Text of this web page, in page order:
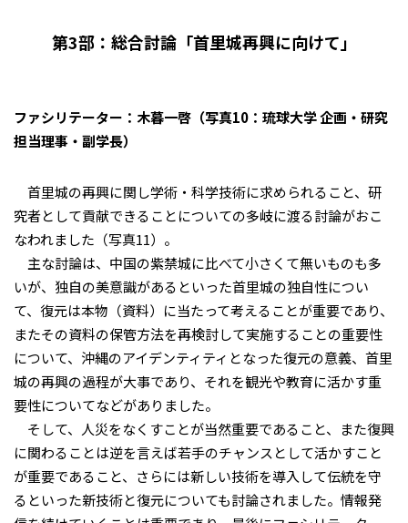
第3部：総合討論「首里城再興に向けて」
ファシリテーター：木暮一啓（写真10：琉球大学 企画・研究
担当理事・副学長）
首里城の再興に関し学術・科学技術に求められること、研
究者として貢献できることについての多岐に渡る討論がおこ
なわれました（写真11）。
主な討論は、中国の紫禁城に比べて小さくて無いものも多
いが、独自の美意識があるといった首里城の独自性につい
て、復元は本物（資料）に当たって考えることが重要であり、
またその資料の保管方法を再検討して実施することの重要性
について、沖縄のアイデンティティとなった復元の意義、首里
城の再興の過程が大事であり、それを観光や教育に活かす重
要性についてなどがありました。
そして、人災をなくすことが当然重要であること、また復興
に関わることは逆を言えば若手のチャンスとして活かすこと
が重要であること、さらには新しい技術を導入して伝統を守
るといった新技術と復元についても討論されました。情報発